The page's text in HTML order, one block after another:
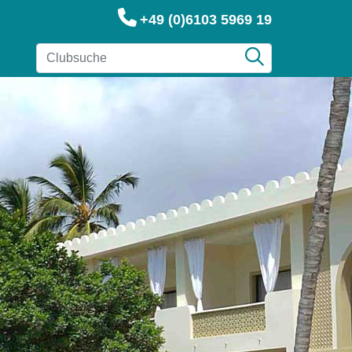
+49 (0)6103 5969 19